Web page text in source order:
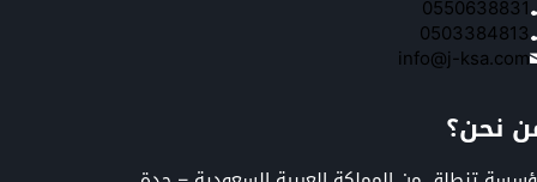
0550638831
0503384813
info@j-ksa.com
نحن؟